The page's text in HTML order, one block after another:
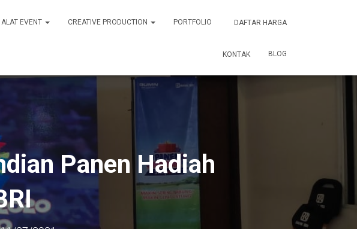
ALAT EVENT CREATIVE PRODUCTION PORTFOLIO DAFTAR HARGA
KONTAK BLOG
Panen Hadiah